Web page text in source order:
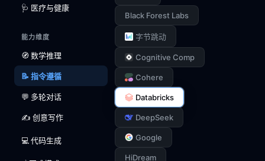
🩺 医疗与健康
能力维度
🧭 数学推理
📝 指令遵循
💬 多轮对话
✍️ 创意写作
💻 代码生成
Black Forest Labs
字节跳动
Cognitive Comp
Cohere
Databricks
DeepSeek
Google
HiDream